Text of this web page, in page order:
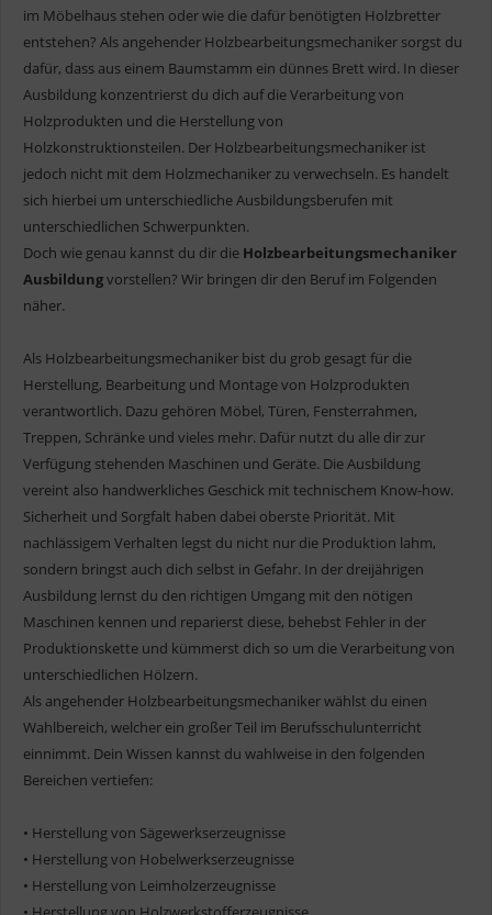
im Möbelhaus stehen oder wie die dafür benötigten Holzbretter
entstehen? Als angehender Holzbearbeitungsmechaniker sorgst du
dafür, dass aus einem Baumstamm ein dünnes Brett wird. In dieser
Ausbildung konzentrierst du dich auf die Verarbeitung von
Holzprodukten und die Herstellung von
Holzkonstruktionsteilen. Der Holzbearbeitungsmechaniker ist
jedoch nicht mit dem Holzmechaniker zu verwechseln. Es handelt
sich hierbei um unterschiedliche Ausbildungsberufen mit
unterschiedlichen Schwerpunkten.
Doch wie genau kannst du dir die Holzbearbeitungsmechaniker
Ausbildungvorstellen? Wir bringen dir den Beruf im Folgenden
näher.
Als Holzbearbeitungsmechaniker bist du grob gesagt für die
Herstellung, Bearbeitung und Montage von Holzprodukten
verantwortlich. Dazu gehören Möbel, Türen, Fensterrahmen,
Treppen, Schränke und vieles mehr. Dafür nutzt du alle dir zur
Verfügung stehenden Maschinen und Geräte. Die Ausbildung
vereint also handwerkliches Geschick mit technischem Know-how.
Sicherheit und Sorgfalt haben dabei oberste Priorität. Mit
nachlässigem Verhalten legst du nicht nur die Produktion lahm,
sondern bringst auch dich selbst in Gefahr. In der dreijährigen
Ausbildung lernst du den richtigen Umgang mit den nötigen
Maschinen kennen und reparierst diese, behebst Fehler in der
Produktionskette und kümmerst dich so um die Verarbeitung von
unterschiedlichen Hölzern.
Als angehender Holzbearbeitungsmechaniker wählst du einen
Wahlbereich, welcher ein großer Teil im Berufsschulunterricht
einnimmt. Dein Wissen kannst du wahlweise in den folgenden
Bereichen vertiefen:
• Herstellung von Sägewerkserzeugnisse
• Herstellung von Hobelwerkserzeugnisse
• Herstellung von Leimholzerzeugnisse